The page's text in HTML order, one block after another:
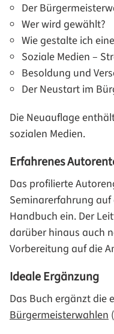
Der
Wer wird gewählt?
Wie gestalte ich
Soziale Medien –
Besoldung und
Der Neustart im
Die Neuauflage
sozialen Medien.
Erfahrenes
Das profilierte
Seminarerfahrung
Handbuch ein. Der
darüber hinaus auch
Vorbereitung auf die
Ideale Ergänzung
Das Buch ergänzt die
Bürgermeisterwahlen